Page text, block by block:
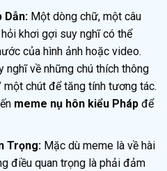
Dẫn:Một dòng chữ, một câu
khơi gợi suy nghĩ có thể
của hình ảnh hoặc video.
nghĩ về những chú thích thông
một chút để tăng tính tương tác.
meme nụ hôn kiểu Phápđể
Trọng:Mặc dù meme là về hài
điều quan trọng là phải đảm